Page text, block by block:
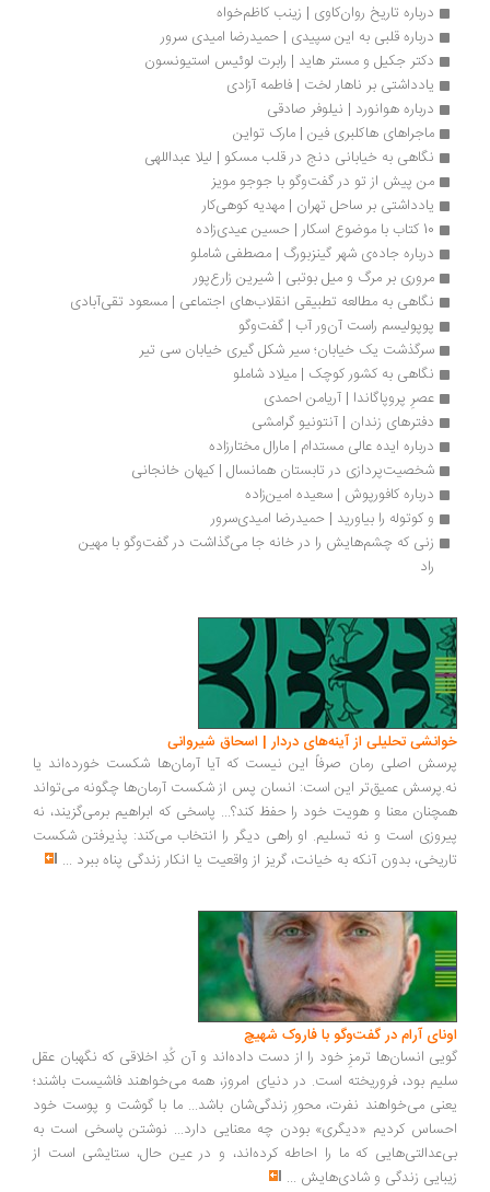
درباره تاریخ روان‌کاوی | زینب کاظم‌خواه
درباره قلبی به این سپیدی | حمیدرضا امیدی سرور
دکتر جکیل و مستر هاید | رابرت لوئیس استیونسون
یادداشتی بر ناهار لخت | فاطمه آزادی
درباره هوانورد | نیلوفر صادقی
ماجراهای هاکلبری فین | مارک تواین
نگاهی به خیابانی دنج در قلب مسکو | لیلا عبداللهی
من پیش از تو در گفت‌وگو با جوجو مویز
یادداشتی بر ساحل تهران | مهدیه کوهی‌کار
درباره جاده‌ی شهر گینزبورگ | مصطفی شاملو
مروری بر مرگ و میل بوتبی | شیرین زارع‌پور
نگاهی به مطالعه تطبیقی انقلاب‌های اجتماعی | مسعود تقی‌آبادی
پوپولیسم راست‌ آن‌ور آب | گفت‌وگو
سرگذشت یک خیابان؛ سیر شکل گیری خیابان سی تیر
نگاهی به کشور کوچک | میلاد شاملو
عصرِ پروپاگاندا | آریامن احمدی
دفترهای زندان | آنتونیو گرامشی
درباره ایده عالی مستدام | مارال مختارزاده
شخصیت‌پردازی در تابستان همانسال | کیهان خانجانی
درباره کافورپوش | سعیده امین‌زاده
و کوتوله را بیاورید | حمیدرضا امیدی‌سرور
زنی که چشم‌هایش را در خانه جا می‌گذاشت در گفت‌وگو با مهین
تحلیلی از آینه‌های دردار | اسحاق شیروانی
اصلی رمان صرفاً این نیست که آیا آرمان‌ها شکست خورده‌اند یا
عمیق‌تر این است: انسان پس از شکست آرمان‌ها چگونه می‌تواند
معنا و هویت خود را حفظ کند؟... پاسخی که ابراهیم برمی‌گزیند، نه
است و نه تسلیم. او راهی دیگر را انتخاب می‌کند: پذیرفتن شکست
بدون آنکه به خیانت، گریز از واقعیت یا انکار زندگی پناه ببرد...
آرام در گفت‌وگو با فاروک شهیچ‭
انسان‌ها ترمزِ خود را از دست داده‌اند و آن کُدِ اخلاقی که نگهبان عقل
بود، فروریخته است. در دنیای امروز، همه می‌خواهند فاشیست باشند؛
می‌خواهند نفرت، محورِ زندگی‌شان باشد... ما با گوشت و پوست خود
کردیم «دیگری» بودن چه معنایی دارد... نوشتن پاسخی است به
که ما را احاطه کرده‌اند، و در عین حال، ستایشی است از
زندگی و شادی‌هایش...